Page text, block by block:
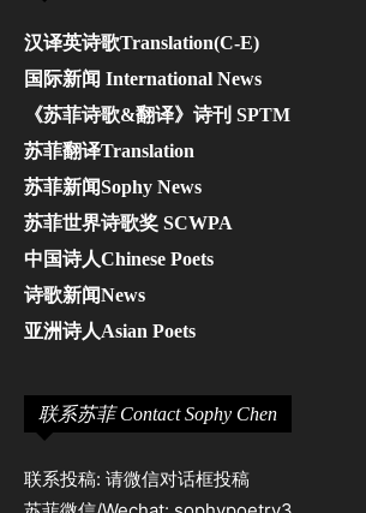
汉译英诗歌Translation(C-E)
国际新闻 International News
《苏菲诗歌&翻译》诗刊 SPTM
苏菲翻译Translation
苏菲新闻Sophy News
苏菲世界诗歌奖 SCWPA
中国诗人Chinese Poets
诗歌新闻News
亚洲诗人Asian Poets
联系苏菲 Contact Sophy Chen
联系投稿: 请微信对话框投稿